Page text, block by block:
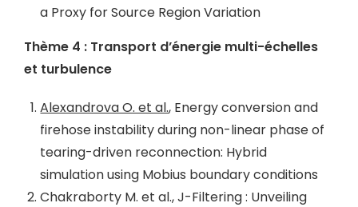
a Proxy for Source Region Variation
Thème 4 : Transport d’énergie multi-échelles
et turbulence
Alexandrova O. et al., Energy conversion and
firehose instability during non-linear phase of
tearing-driven reconnection: Hybrid
simulation using Mobius boundary conditions
Chakraborty M. et al., J-Filtering : Unveiling